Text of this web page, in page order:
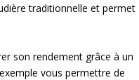
traditionnelle et permet
son rendement grâce à un
vous permettre de